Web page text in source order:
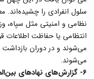
سلول انفرادی را چشیده‌اند.
نظامی و امنیتی مثل سپاه،
انتظامی یا حفاظت اطلاعات
می‌شوند و در دوران بازداشت
می‌شوند.
۶- گزارش‌‌های نهاد‌های بین‌المللی